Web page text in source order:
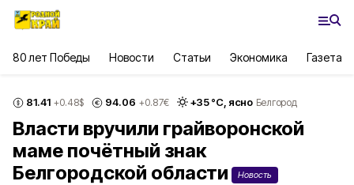
80 лет Победы Новости Статьи Экономика Газета
81.41 +0.48$ 94.06 +0.87€ +35°С, ясно Белгород
Власти вручили грайворонской
маме почётный знак
Белгородской области
Новость